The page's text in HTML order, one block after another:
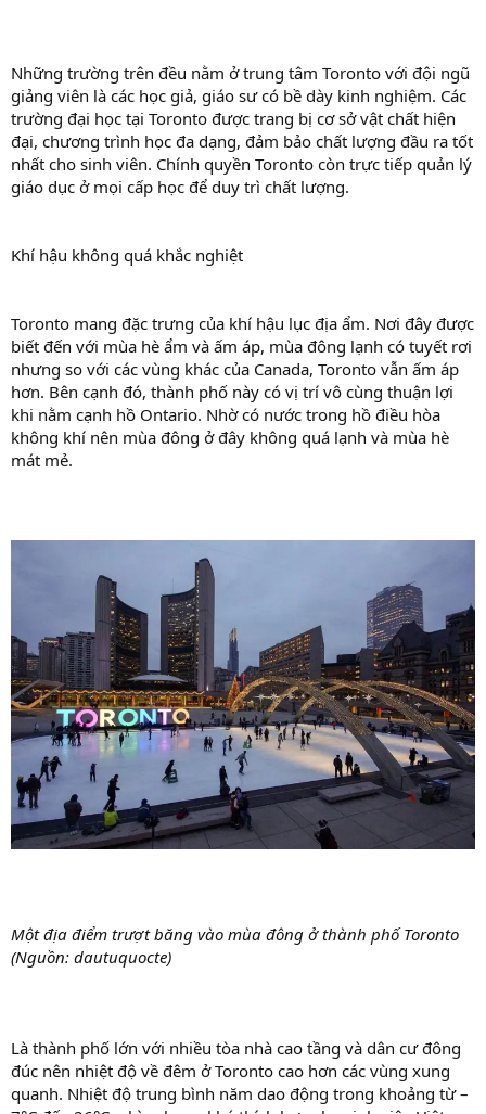
Những trường trên đều nằm ở trung tâm Toronto với đội ngũ
giảng viên là các học giả, giáo sư có bề dày kinh nghiệm. Các
trường đại học tại Toronto được trang bị cơ sở vật chất hiện
đại, chương trình học đa dạng, đảm bảo chất lượng đầu ra tốt
nhất cho sinh viên. Chính quyền Toronto còn trực tiếp quản lý
giáo dục ở mọi cấp học để duy trì chất lượng.
Khí hậu không quá khắc nghiệt
Toronto mang đặc trưng của khí hậu lục địa ẩm. Nơi đây được
biết đến với mùa hè ẩm và ấm áp, mùa đông lạnh có tuyết rơi
nhưng so với các vùng khác của Canada, Toronto vẫn ấm áp
hơn. Bên cạnh đó, thành phố này có vị trí vô cùng thuận lợi
khi nằm cạnh hồ Ontario. Nhờ có nước trong hồ điều hòa
không khí nên mùa đông ở đây không quá lạnh và mùa hè
mát mẻ.
Một địa điểm trượt băng vào mùa đông ở thành phố Toronto
(Nguồn: dautuquocte)
Là thành phố lớn với nhiều tòa nhà cao tầng và dân cư đông
đúc nên nhiệt độ về đêm ở Toronto cao hơn các vùng xung
quanh. Nhiệt độ trung bình năm dao động trong khoảng từ –